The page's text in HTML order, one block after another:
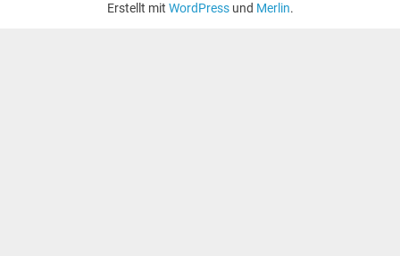
Erstellt mit WordPressund Merlin.